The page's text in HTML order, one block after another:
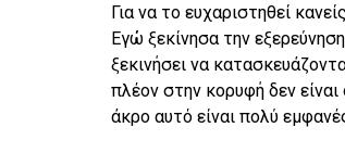
Για να το ευχαριστηθεί
Εγώ ξεκίνησα την
ξεκινήσει να
πλέον στην κορυφή δεν είναι
άκρο αυτό είναι πολύ